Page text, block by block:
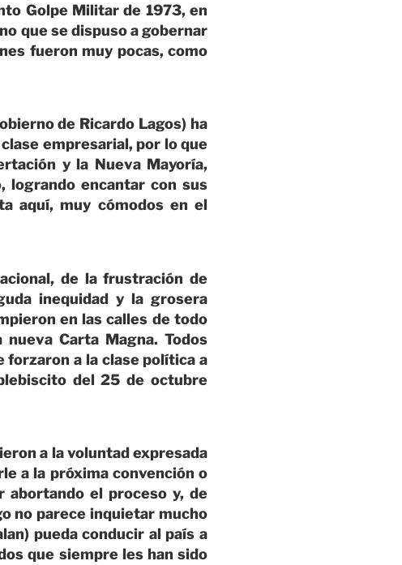
Golpe Militar de 1973, en
que se dispuso a gobernar
fueron muy pocas, como
de Ricardo Lagos) ha
empresarial, por lo que
y la Nueva Mayoría,
logrando encantar con sus
aquí, muy cómodos en el
de la frustración de
inequidad y la grosera
en las calles de todo
Carta Magna. Todos
forzaron a la clase política a
del 25 de octubre
a la voluntad expresada
a la próxima convención o
abortando el proceso y, de
no parece inquietar mucho
pueda conducir al país a
que siempre les han sido